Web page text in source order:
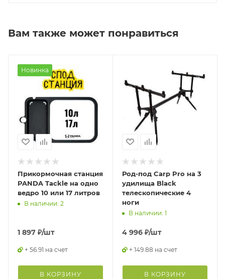
Вам также может понравиться
Новинка
Прикормочная станция
PANDA Tackle на одно
ведро 10 или 17 литров
В наличии: 2
1 897 ₽/шт
+ 56.91 на счет
В КОРЗИНУ
Род-под Carp Pro на 3
удилища Black
телескопические 4
ноги
В наличии: 1
4 996 ₽/шт
+ 149.88 на счет
В КОРЗИНУ